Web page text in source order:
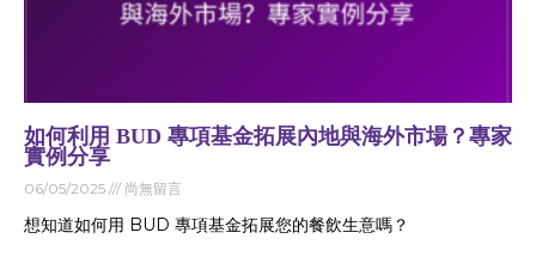
如何利用 BUD 專項基金拓展內地與海外市場？專家
實例分享
06/05/2025 尚無留言
想知道如何用 BUD 專項基金拓展您的餐飲生意嗎？